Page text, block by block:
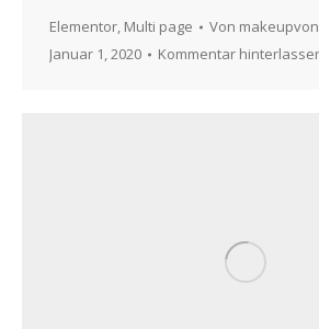
Elementor, Multi page Von
Januar 1, 2020
Kommentar